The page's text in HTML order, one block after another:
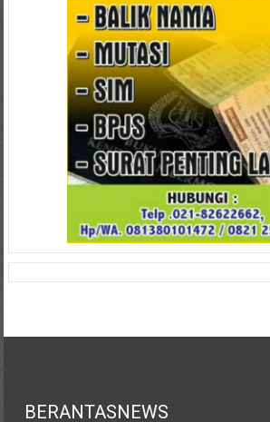
BERANTASNEWS